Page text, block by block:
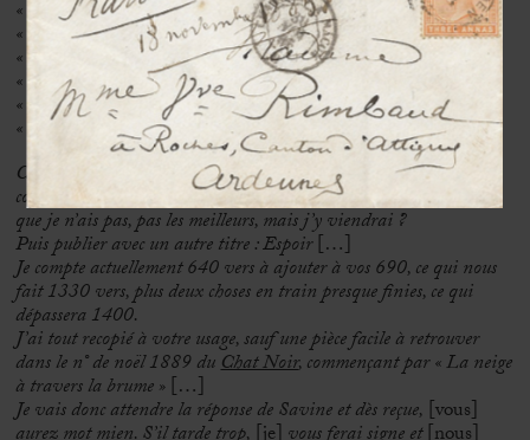
« que vous l’avez, 1400 et des
« veuillez, je vous en supplie
« m’écrire à propos de ce
« Bonheur là ? Que je sache sur
« quel pied véritablement
« danser…
C’est catégorique. Si pas de réponse, voici mon plan. D’abord
consulter légistes. Envoyer manuscrit où il y a deux seules choses
que je n’ais pas, pas les meilleurs, mais j’y viendrai ?
Puis publier avec un autre titre : Espoir[…]
Je compte actuellement 640 vers à ajouter à vos 690, ce qui nous
fait 1330 vers, plus deux choses en train presque finies, ce qui
dépassera 1400.
J’ai tout recopié à votre usage, sauf une pièce facile à retrouver
dans le n° de noël 1889 duChat Noir, commençant par « La neige
à travers la brume » […]
Je vais donc attendre la réponse de Savine et dès reçue, [vous]